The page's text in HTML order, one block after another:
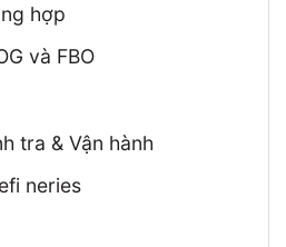
hợp
và FBO
tra & Vận hành
neries